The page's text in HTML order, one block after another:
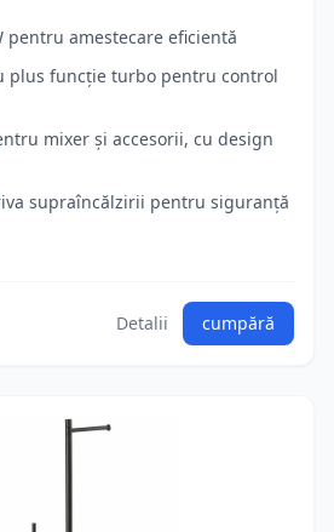
pentru amestecare eficientă
plus funcție turbo pentru control
mixer și accesorii, cu design
supraîncălzirii pentru siguranță
Detalii cumpără